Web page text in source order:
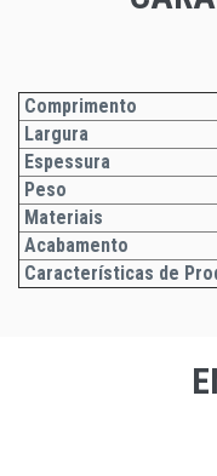
Comprimento
Largura
Espessura
Peso
Materiais
Acabamento
Características de